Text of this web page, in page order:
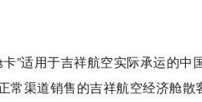
”适用于吉祥航空实际承运的
常渠道销售的吉祥航空经济舱